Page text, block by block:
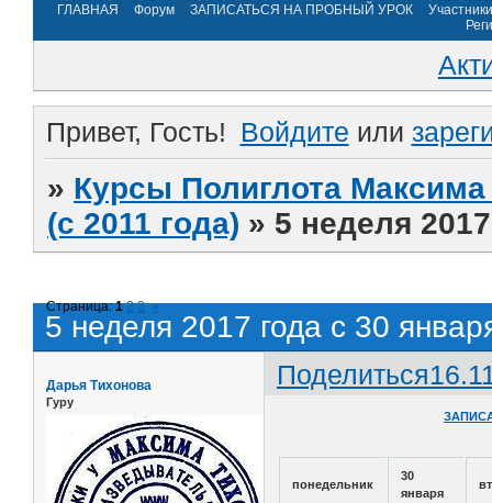
ГЛАВНАЯ Форум ЗАПИСАТЬСЯ НА ПРОБНЫЙ УРОК
Участники
Привет, Гость! Войдите или
» Курсы Полиглота
(с 2011 года) » 5 неделя
5 неделя 2017 года с 30
Страница:1 2 3 »
Поделиться
Дарья Тихонова
Гуру
понедельник
30
января